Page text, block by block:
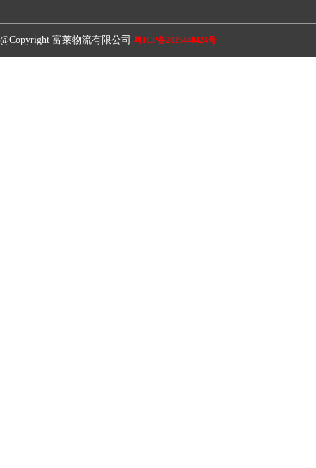
@Copyright 富莱物流有限公司 粤ICP备2025440424号